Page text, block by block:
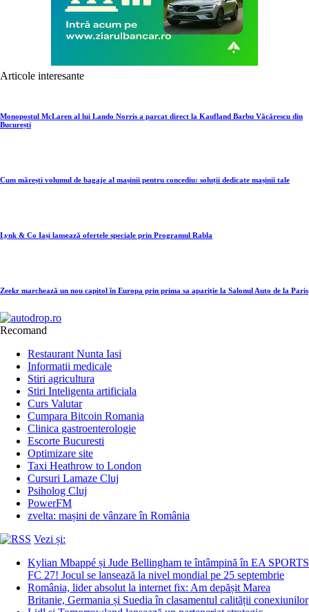
Articole interesante
Monopostul McLaren al lui Lando Norris a parcat direct la Kaufland Barbu Văcărescu din
București
Cum mărești volumul de bagaje al mașinii pentru concediu: soluții dedicate mașinii tale
Lynk & Co Iași lansează ofertele speciale prin Programul Rabla
Zeekr marchează un nou capitol în Europa prin prima sa apariție la Salonul Auto de la Paris
Recomand
Restaurant Nunta Iasi
Informatii medicale
Stiri agricultura
Stiri Inteligenta artificiala
Curs Valutar
Cumpara Bitcoin Romania
Clinica gastroenterologie
Escorte Bucuresti
Optimizare site
Taxi Heathrow to London
Cursuri Lamaze Cluj
Psiholog Cluj
PowerFM
zvelta: mașini de vânzare în România
Vezi și:
Kylian Mbappé și Jude Bellingham te întâmpină în EA SPORTS
FC 27! Jocul se lansează la nivel mondial pe 25 septembrie
România, lider absolut la internet fix: Am depășit Marea
Britanie, Germania și Suedia în clasamentul calității conexiunilor